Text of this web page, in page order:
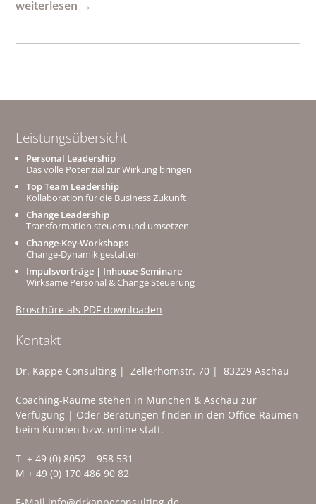
weiterlesen →
Leistungsübersicht
Personal Leadership
Das volle Potenzial zur Wirkung bringen
Top Team Leadership
Kollaboration für die Business Zukunft
Change Leadership
Transformation steuern und umsetzen
Change-Key-Workshops
Change-Dynamik gestalten
Impulsvorträge | Inhouse-Seminare
Wirksame Personal & Change Steuerung
Broschüre als PDF downloaden
Kontakt
Dr. Kappe Consulting | Zellerhornstr. 70 | 83229 Aschau
Coaching-Räume stehen in München & Aschau zur
Verfügung | Oder Beratungen finden in den Office-Räumen
beim Kunden bzw. online statt.
T + 49 (0) 8052 – 958 531
M + 49 (0) 170 486 90 82